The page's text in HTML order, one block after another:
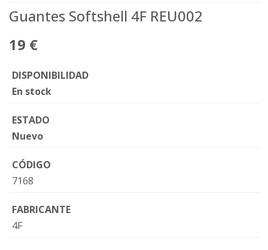
Guantes Softshell 4F REU002
19 €
DISPONIBILIDAD
En stock
ESTADO
Nuevo
CÓDIGO
7168
FABRICANTE
4F